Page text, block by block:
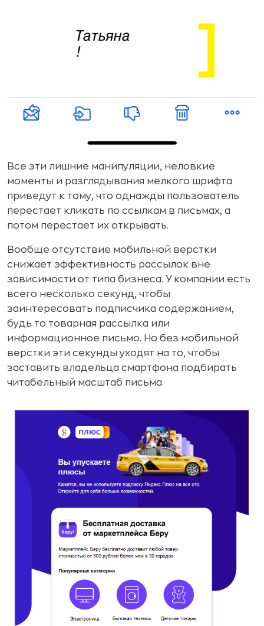
Все эти лишние манипуляции, неловкие
моменты и разглядывания мелкого шрифта
приведут к тому, что однажды пользователь
перестает кликать по ссылкам в письмах, а
потом перестает их открывать.
Вообще отсутствие мобильной верстки
снижает эффективность рассылок вне
зависимости от типа бизнеса. У компании есть
всего несколько секунд, чтобы
заинтересовать подписчика содержанием,
будь то товарная рассылка или
информационное письмо. Но без мобильной
верстки эти секунды уходят на то, чтобы
заставить владельца смартфона подбирать
читабельный масштаб письма.